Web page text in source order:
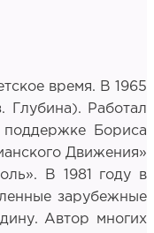
время. В 1965
Глубина). Работал
Бориса
Движения»
В 1981 году в
зарубежные
Автор многих